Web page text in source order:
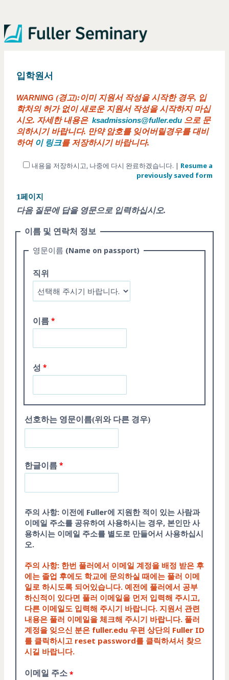
입학원서
WARNING (경고):이미 지원서 작성을 시작한 경우, 입
학처의 허가 없이 새로운 지원서 작성을 시작하지 마십
시오. 자세한 내용은 ksadmissions@fuller.edu 으로 문
의하시기 바랍니다. 만약 암호를 잊어버릴경우를 대비
하여 이 링크를 저장하시기 바랍니다.
내용을 저장하시고, 나중에 다시 완료하겠습니다. | Resume a
previously saved form
1페이지
다음 질문에 답을 영문으로 입력하십시오.
이름 및 연락처 정보
영문이름 (Name on passport)
직위
이름
성
선호하는 영문이름(위와 다른 경우)
한글이름
주의 사항: 이전에 Fuller에 지원한 적이 있는 사람과
이메일 주소를 공유하여 사용하시는 경우, 본인만 사
용하시는 이메일 주소를 별도로 만들어서 사용하십시
오.
주의 사항: 한번 풀러에서 이메일 계정을 배정 받은 후
에는 졸업 후에도 학교에 문의하실 때에는 풀러 이메
일로 하시도록 되어있습니다. 예전에 풀러에서 공부
하신적이 있다면 풀러 이메일을 먼저 입력해 주시고,
다른 이메일도 입력해 주시기 바랍니다. 지원서 관련
내용은 풀러 이메일을 체크해 주시기 바랍니다. 풀러
계정을 잊으신 분은 fuller.edu 우편 상단의 Fuller ID
를 클릭하시고 reset password를 클릭하셔서 찾으
시길 바랍니다.
이메일 주소